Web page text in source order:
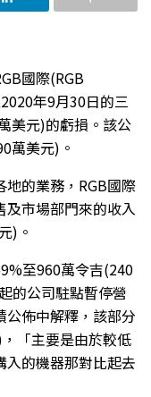
國際(RGB
年9月30日的三
美元)的虧損。該公
萬美元)。
的業務，RGB國際
市場部門來的收入
)。
至960萬令吉(240
的公司駐點暫停營
公佈中解釋，該部分
「主要是由於較低
入的機器那對比起去